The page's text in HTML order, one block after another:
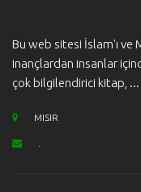
Bu web sitesi İslam'ı ve
inançlardan insanlar
çok bilgilendirici kitap, ...
MISIR